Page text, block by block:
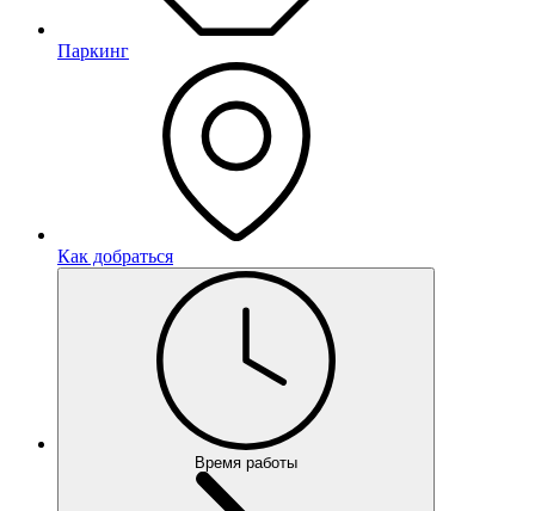
Паркинг
Как добраться
Время работы